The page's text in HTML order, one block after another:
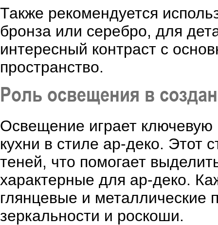
Также рекомендуется
бронза или серебро, для
интересный контраст с
пространство.
Роль освещения в
Освещение играет
кухни в стиле ар-деко. Этот
теней, что помогает
характерные для ар-деко.
глянцевые и металлические
зеркальности и роскоши.